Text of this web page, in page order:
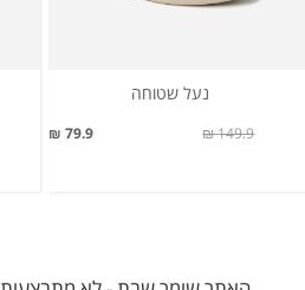
נעל שטוחה
79.9 ₪ 149.9 ₪